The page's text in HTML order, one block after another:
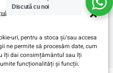
uri, pentru a stoca și/sau accesa
ne permite să procesăm date, cum
îți dai consimțământul sau îți
funcționalități și funcții.
Discută cu noi